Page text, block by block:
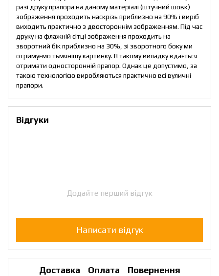
разі друку прапора на даному матеріалі (штучний шовк)
зображення проходить наскрізь приблизно на 90% і виріб
виходить практично з двостороннім зображенням. Під час
друку на флажній сітці зображення проходить на
зворотний бік приблизно на 30%, зі зворотного боку ми
отримуємо тьмянішу картинку. В такому випадку вдається
отримати односторонній прапор. Однак це допустимо, за
такою технологією виробляються практично всі вуличні
прапори.
Відгуки
Додайте перший відгук
Написати відгук
Доставка Оплата Повернення